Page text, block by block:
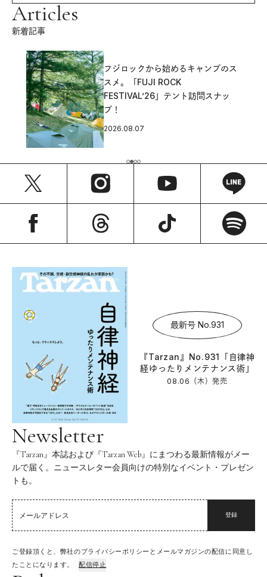
Articles
新着記事
フジロックから始めるキャンプのス
スメ。「FUJI ROCK
FESTIVAL’26」テント訪問スナッ
プ！
2026.08.07
最新号 No.931
『Tarzan』No.931「自律神
経ゆったりメンテナンス術」
08.06（木）発売
Newsletter
『Tarzan』本誌および『Tarzan Web』にまつわる最新情報がメー
ルで届く。ニュースレター会員向けの特別なイベント・プレゼン
トも。
登録
ご登録頂くと、弊社のプライバシーポリシーとメールマガジンの配信に同意し
たことになります。
配信停止